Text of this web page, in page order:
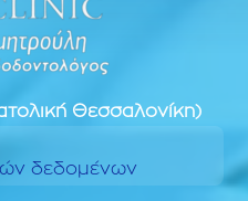
Θεσσαλονίκη)
δεδομένων